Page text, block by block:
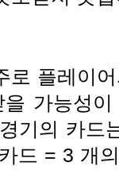
로 플레이
을 가능성
기의 카드
드 = 3 개